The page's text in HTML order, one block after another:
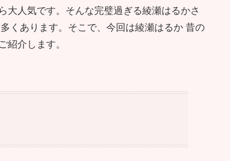
大人気です。そんな完璧過ぎる綾瀬はるかさ
くあります。そこで、今回は綾瀬はるか 昔の
紹介します。